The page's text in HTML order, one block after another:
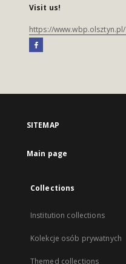
Visit us!
https://www.wbp.olsztyn.pl/
SITEMAP
Main page
Collections
Institution collections
Kolekcje osób prywatnych
Themed collections